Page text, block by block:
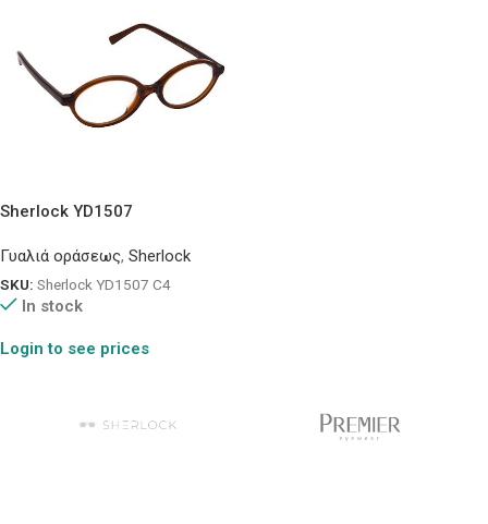
Sherlock YD1507
Γυαλιά οράσεως, Sherlock
SKU: Sherlock YD1507 C4
In stock
Login to see prices